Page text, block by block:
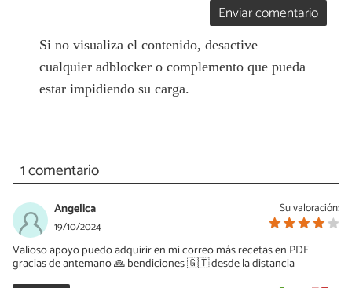
Enviar comentario
Si no visualiza el contenido, desactive
cualquier adblocker o complemento que pueda
estar impidiendo su carga.
1 comentario
Su valoración:
Angelica
19/10/2024
Valioso apoyo puedo adquirir en mi correo más recetas en PDF
gracias de antemano 🙏 bendiciones 🇬🇹 desde la distancia